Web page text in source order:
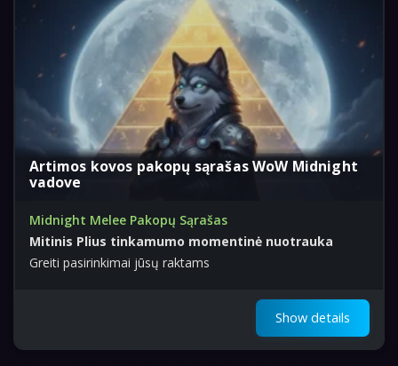
Artimos kovos pakopų sąrašas WoW Midnight
vadove
Midnight Melee Pakopų Sąrašas
Mitinis Plius tinkamumo momentinė nuotrauka
Greiti pasirinkimai jūsų raktams
Show details